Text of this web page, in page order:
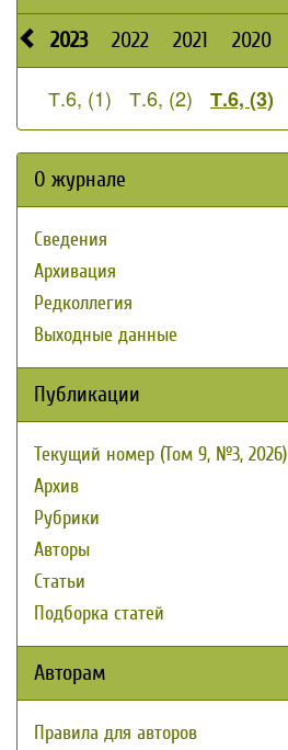
2023 2022 2021 2020
Т.6, (1) Т.6, (2) Т.6, (3)
О журнале
Сведения
Архивация
Редколлегия
Выходные данные
Публикации
Текущий номер (Том 9, №3, 2026)
Архив
Рубрики
Авторы
Статьи
Подборка статей
Авторам
Правила для авторов